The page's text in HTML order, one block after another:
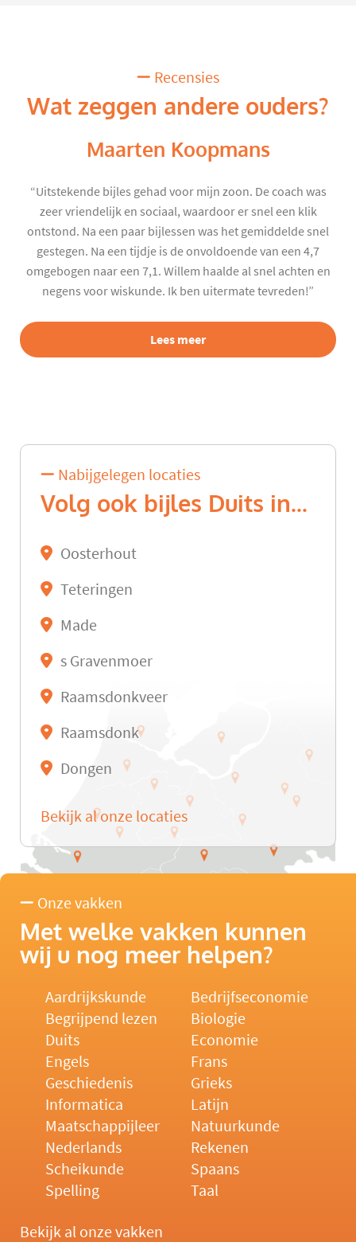
Recensies
Wat zeggen andere ouders?
Maarten Koopmans
“Uitstekende bijles gehad voor mijn zoon. De coach was
zeer vriendelijk en sociaal, waardoor er snel een klik
ontstond. Na een paar bijlessen was het gemiddelde snel
gestegen. Na een tijdje is de onvoldoende van een 4,7
omgebogen naar een 7,1. Willem haalde al snel achten en
negens voor wiskunde. Ik ben uitermate tevreden!”
Lees meer
Nabijgelegen locaties
Volg ook bijles Duits in...
Oosterhout
Teteringen
Made
s Gravenmoer
Raamsdonkveer
Raamsdonk
Dongen
Bekijk al onze locaties
Onze vakken
Met welke vakken kunnen
wij u nog meer helpen?
Aardrijkskunde
Bedrijfseconomie
Begrijpend lezen
Biologie
Duits
Economie
Engels
Frans
Geschiedenis
Grieks
Informatica
Latijn
Maatschappijleer
Natuurkunde
Nederlands
Rekenen
Scheikunde
Spaans
Spelling
Taal
Bekijk al onze vakken